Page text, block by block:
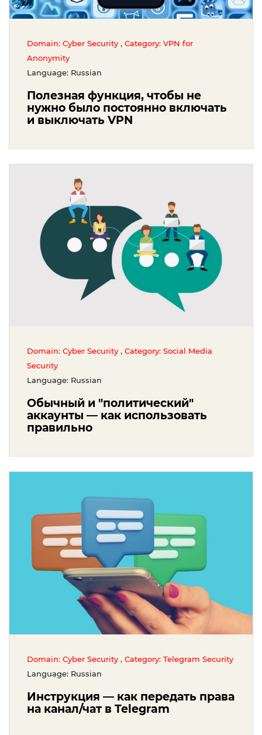
Domain: Cyber Security , Category: VPN for
Anonymity
Language: Russian
Полезная функция, чтобы не
нужно было постоянно включать
и выключать VPN
Domain: Cyber Security , Category: Social Media
Security
Language: Russian
Обычный и "политический"
аккаунты — как использовать
правильно
Domain: Cyber Security , Category: Telegram Security
Language: Russian
Инструкция — как передать права
на канал/чат в Telegram